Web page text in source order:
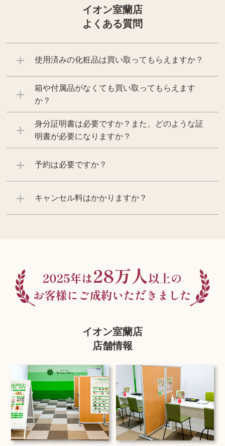
イオン室蘭店
よくある質問
使用済みの化粧品は買い取ってもらえますか？
箱や付属品がなくても買い取ってもらえます
か？
身分証明書は必要ですか？また、どのような証
明書が必要になりますか？
予約は必要ですか？
キャンセル料はかかりますか？
イオン室蘭店
店舗情報